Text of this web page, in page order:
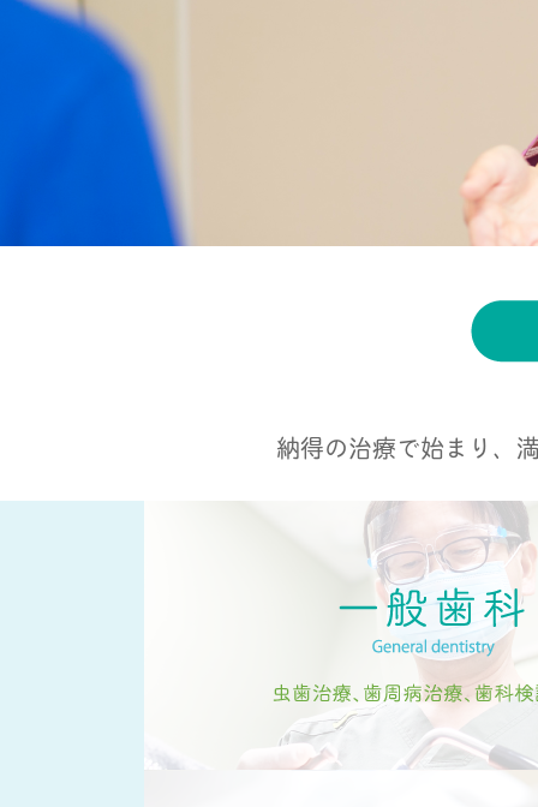
納得の治療で始まり、